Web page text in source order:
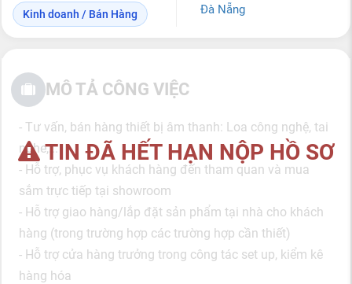
Kinh doanh / Bán Hàng Đà Nẵng
TIN ĐÃ HẾT HẠN NỘP HỒ SƠ
MÔ TẢ CÔNG VIỆC
- Tư vấn, bán hàng thiết bị âm thanh: Loa công nghệ, tai
nghe,...
- Hỗ trợ, phục vụ khách hàng đến tham quan và mua
sắm trực tiếp tại showroom
- Hỗ trợ giao hàng/lắp đặt sản phẩm tại nhà cho khách
hàng (trong trường hợp các trường hợp cần thiết)
- Hỗ trợ cửa hàng trưởng trong công tác set up, kiểm kê
hàng hóa